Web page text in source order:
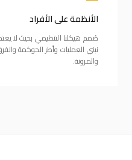
الأنظمة على الأفراد
صُمم هيكلنا التنظيمي بحيث لا
نبني العمليات وأطر الحوكمة
والمرونة.